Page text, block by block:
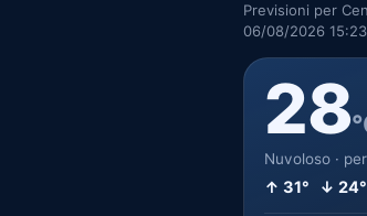
Previsioni per
06/08/2026
28
Nuvoloso ·
↑ 31° ↓ 24°